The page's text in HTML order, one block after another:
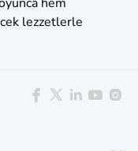
lezzetlerle